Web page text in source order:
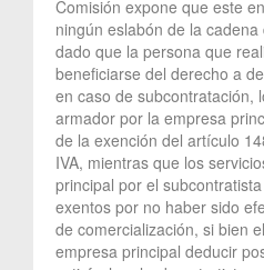
Comisión expone que este
ningún eslabón de la
dado que la persona que
beneficiarse del derecho a
en caso de subcontratación,
armador por la empresa
de la exención del artículo
IVA, mientras que los
principal por el
exentos por no haber sido
de comercialización, si bien
empresa principal deducir